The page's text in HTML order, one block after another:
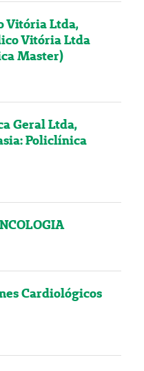
Vitória Ltda,
Vitória Ltda
Master)
Geral Ltda,
Policlínica
Cardiológicos